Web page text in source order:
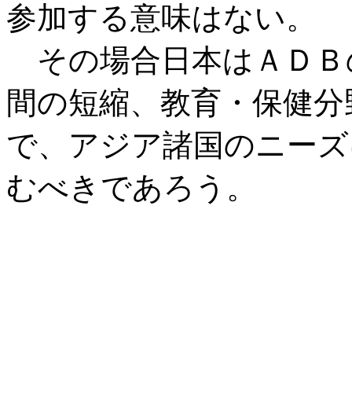
参加する意味はない。
その場合日本はＡＤＢ
間の短縮、教育・保健
で、アジア諸国のニー
むべきであろう。